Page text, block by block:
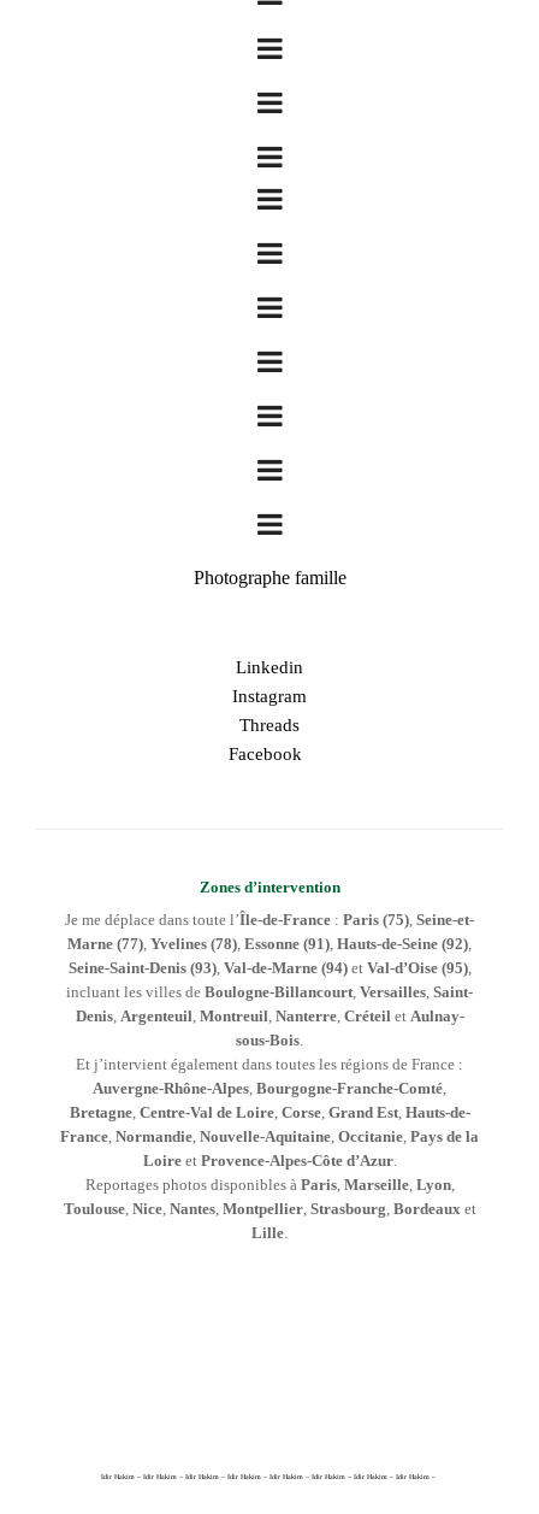
Photographe famille
Linkedin
Instagram
Threads
Facebook
Zones d’intervention
Je me déplace dans toute l’Île-de-France : Paris (75) Seine-et-
Marne (77) Yvelines (78) Essonne (91) Hauts-de-Seine (92)
Seine-Saint-Denis (93), Val-de-Marne (94)et Val-d’Oise (95),
incluant les villes de Boulogne-Billancourt Versailles Saint-
Denis, Argenteuil Montreuil Nanterre, Créteil et Aulnay-
sous-Bois
Et j’intervient également dans toutes les régions de France :
Auvergne-Rhône-Alpes Bourgogne-Franche-Comté
Bretagne, Centre-Val de Loire, Corse, Grand Est, Hauts-de-
France Normandie Nouvelle-Aquitaine Occitanie Pays de la
Loireet Provence-Alpes-Côte d’Azur.
Reportages photos disponibles à Paris, Marseille, Lyon,
Toulouse, Nice, Nantes, Montpellier, Strasbourg Bordeaux et
Lille
Idir Hakim – Idir Hakim – Idir Hakim – Idir Hakim – Idir Hakim – Idir Hakim – Idir Hakim – Idir Hakim –